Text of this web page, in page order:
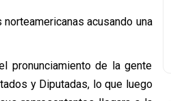
acusando una
pronunciamiento de la gente
y Diputadas, lo que luego